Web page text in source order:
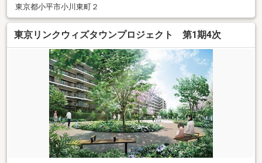
東京都小平市小川東町２
東京リンクウィズタウンプロジェクト 第1期4次